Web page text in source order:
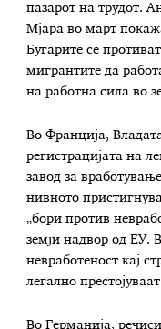
пазарот на трудот.
Мјара во март
Бугарите се
мигрантите да
на работна сила во
Во Франција,
регистрацијата на
завод за
нивното
„бори против
земји надвор од ЕУ.
невработеност кај
легално
Во Германија,